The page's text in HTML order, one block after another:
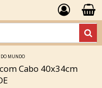
DO MUNDO
Cabo 40x34cm